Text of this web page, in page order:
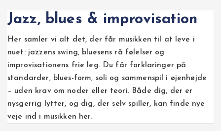
Jazz, blues & improvisation
Her samler vi alt det, der får musikken til at leve i
nuet: jazzens swing, bluesens rå følelser og
improvisationens frie leg. Du får forklaringer på
standarder, blues-form, soli og sammenspil i øjenhøjde
– uden krav om noder eller teori. Både dig, der er
nysgerrig lytter, og dig, der selv spiller, kan finde nye
veje ind i musikken her.